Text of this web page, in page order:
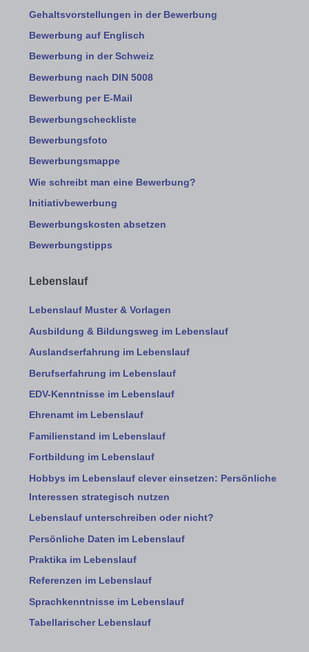
Gehaltsvorstellungen in der Bewerbung
Bewerbung auf Englisch
Bewerbung in der Schweiz
Bewerbung nach DIN 5008
Bewerbung per E-Mail
Bewerbungscheckliste
Bewerbungsfoto
Bewerbungsmappe
Wie schreibt man eine Bewerbung?
Initiativbewerbung
Bewerbungskosten absetzen
Bewerbungstipps
Lebenslauf
Lebenslauf Muster & Vorlagen
Ausbildung & Bildungsweg im Lebenslauf
Auslandserfahrung im Lebenslauf
Berufserfahrung im Lebenslauf
EDV-Kenntnisse im Lebenslauf
Ehrenamt im Lebenslauf
Familienstand im Lebenslauf
Fortbildung im Lebenslauf
Hobbys im Lebenslauf clever einsetzen: Persönliche
Interessen strategisch nutzen
Lebenslauf unterschreiben oder nicht?
Persönliche Daten im Lebenslauf
Praktika im Lebenslauf
Referenzen im Lebenslauf
Sprachkenntnisse im Lebenslauf
Tabellarischer Lebenslauf